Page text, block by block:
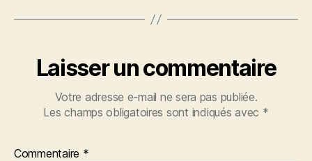
Laisser un commentaire
Votre adresse e-mail ne sera pas publiée.
Les champs obligatoires sont indiqués avec *
Commentaire *